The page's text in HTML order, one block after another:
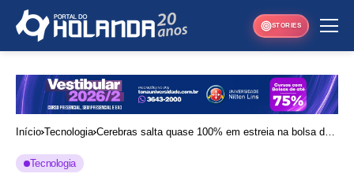
STORIES
Início Tecnologia Cerebras salta quase 100% em estreia na bolsa de
Tecnologia